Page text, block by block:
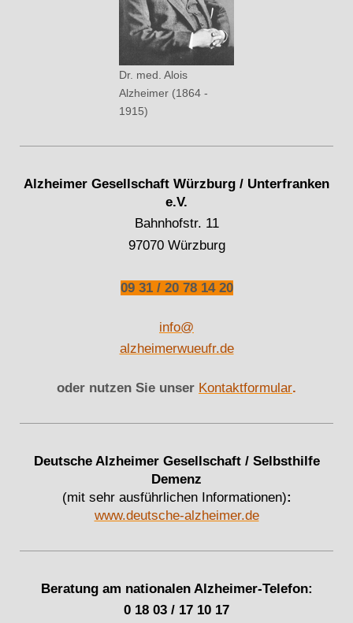
Dr. med. Alois
Alzheimer (1864 -
1915)
Alzheimer Gesellschaft Würzburg / Unterfranken
e.V.
Bahnhofstr. 11
97070 Würzburg
09 31 / 20 78 14 20
info@
alzheimerwueufr.de
oder nutzen Sie unser Kontaktformular.
Deutsche Alzheimer Gesellschaft / Selbsthilfe
Demenz
(mit sehr ausführlichen Informationen):
www.deutsche-alzheimer.de
Beratung am nationalen Alzheimer-Telefon:
0 18 03 / 17 10 17